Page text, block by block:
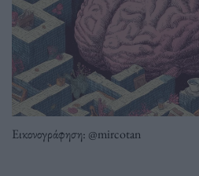
Εικονογράφηση: @mircotan